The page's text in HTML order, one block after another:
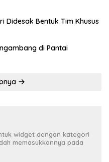
Didesak Bentuk Tim Khusus
di Pantai
widget dengan kategori
memasukkannya pada